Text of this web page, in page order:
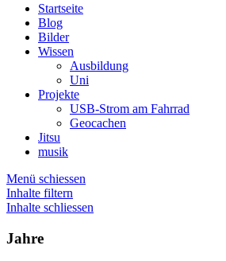
Startseite
Blog
Bilder
Wissen
Ausbildung
Uni
Projekte
USB-Strom am Fahrrad
Geocachen
Jitsu
musik
Menü schiessen
Inhalte filtern
Inhalte schliessen
Jahre